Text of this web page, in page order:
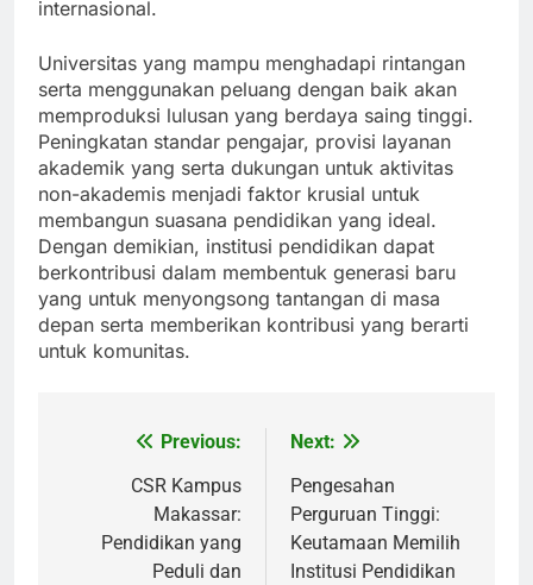
internasional.
Universitas yang mampu menghadapi rintangan
serta menggunakan peluang dengan baik akan
memproduksi lulusan yang berdaya saing tinggi.
Peningkatan standar pengajar, provisi layanan
akademik yang serta dukungan untuk aktivitas
non-akademis menjadi faktor krusial untuk
membangun suasana pendidikan yang ideal.
Dengan demikian, institusi pendidikan dapat
berkontribusi dalam membentuk generasi baru
yang untuk menyongsong tantangan di masa
depan serta memberikan kontribusi yang berarti
untuk komunitas.
navigation
Previous:
CSR Kampus
Makassar:
Pendidikan yang
Peduli dan
Next:
Pengesahan
Perguruan Tinggi:
Keutamaan Memilih
Institusi Pendidikan